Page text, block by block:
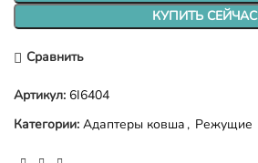
КУПИТЬ СЕЙЧАС
Сравнить
Артикул: 6I6404
Категории: Адаптеры ковша , Режущие